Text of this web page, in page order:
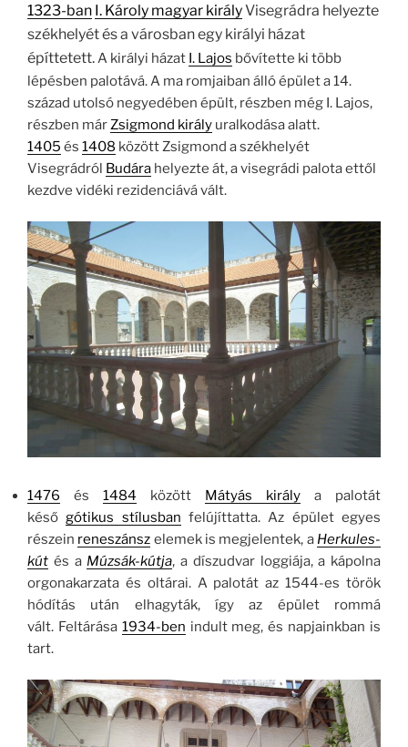
1323-ban I. Károly magyar királyVisegrádra helyezte
székhelyét és a városban egy királyi házat
építtetett.A királyi házat I. Lajos bővítette ki több
lépésben palotává. A ma romjaiban álló épület a 14.
század utolsó negyedében épült, részben még I. Lajos,
részben márZsigmond király uralkodása alatt.
1405 és 1408 között Zsigmond a székhelyét
Visegrádról Budára helyezte át, a visegrádi palota ettől
kezdve vidéki rezidenciává vált.
1476 és 1484 között Mátyás király a palotát
késő gótikus stílusban felújíttatta. Az épület egyes
részein reneszánsz elemek is megjelentek, a Herkules-
kút és a Múzsák-kútja, a díszudvar loggiája, a kápolna
orgonakarzata és oltárai. A palotát az 1544-es török
hódítás után elhagyták, így az épület rommá
vált. Feltárása 1934-ben indult meg, és napjainkban is
tart.